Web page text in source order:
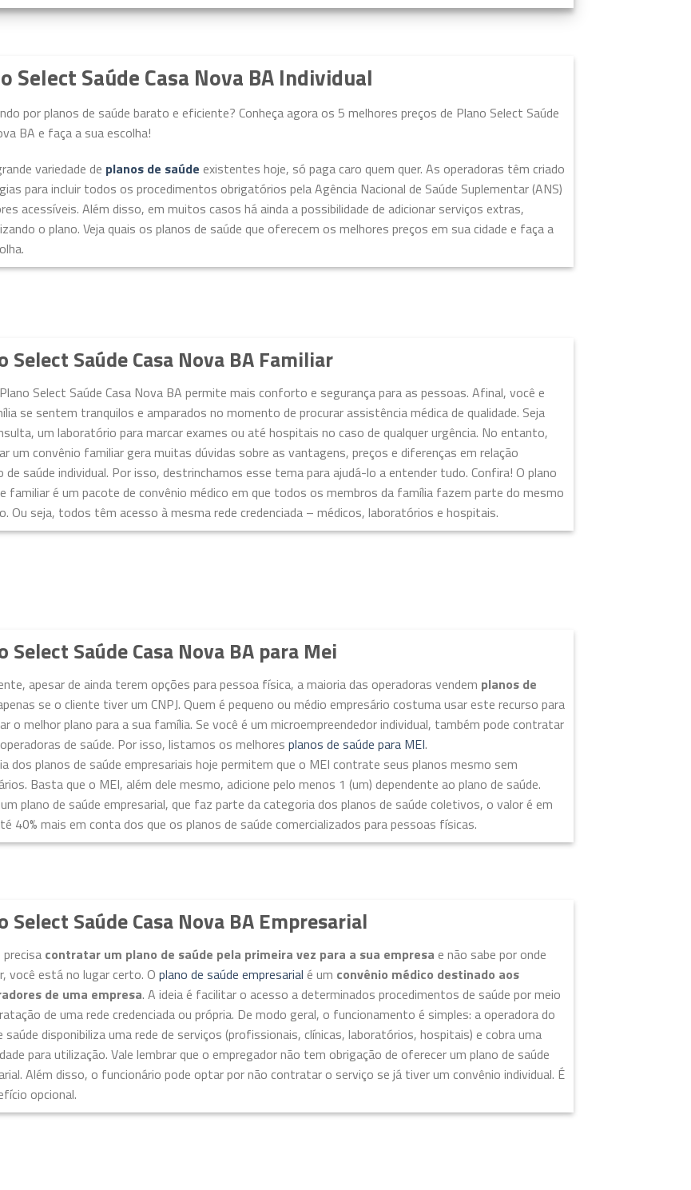
Select Saúde Casa Nova BA Individual
por planos de saúde barato e eficiente? Conheça agora os 5 melhores preços de Plano Select Saúde
BA e faça a sua escolha!
variedade de planos de saúde existentes hoje, só paga caro quem quer. As operadoras têm criado
para incluir todos os procedimentos obrigatórios pela Agência Nacional de Saúde Suplementar (ANS)
acessíveis. Além disso, em muitos casos há ainda a possibilidade de adicionar serviços extras,
o plano. Veja quais os planos de saúde que oferecem os melhores preços em sua cidade e faça a
Select Saúde Casa Nova BA Familiar
Select Saúde Casa Nova BA permite mais conforto e segurança para as pessoas. Afinal, você e
se sentem tranquilos e amparados no momento de procurar assistência médica de qualidade. Seja
um laboratório para marcar exames ou até hospitais no caso de qualquer urgência. No entanto,
um convênio familiar gera muitas dúvidas sobre as vantagens, preços e diferenças em relação
de saúde individual. Por isso, destrinchamos esse tema para ajudá-lo a entender tudo. Confira! O plano
familiar é um pacote de convênio médico em que todos os membros da família fazem parte do mesmo
Ou seja, todos têm acesso à mesma rede credenciada – médicos, laboratórios e hospitais.
Select Saúde Casa Nova BA para Mei
apesar de ainda terem opções para pessoa física, a maioria das operadoras vendem planos de
se o cliente tiver um CNPJ. Quem é pequeno ou médio empresário costuma usar este recurso para
o melhor plano para a sua família. Se você é um microempreendedor individual, também pode contratar
de saúde. Por isso, listamos os melhores planos de saúde para MEI.
dos planos de saúde empresariais hoje permitem que o MEI contrate seus planos mesmo sem
Basta que o MEI, além dele mesmo, adicione pelo menos 1 (um) dependente ao plano de saúde.
plano de saúde empresarial, que faz parte da categoria dos planos de saúde coletivos, o valor é em
40% mais em conta dos que os planos de saúde comercializados para pessoas físicas.
Select Saúde Casa Nova BA Empresarial
precisa contratar um plano de saúde pela primeira vez para a sua empresa e não sabe por onde
você está no lugar certo. O plano de saúde empresarial é um convênio médico destinado aos
de uma empresa. A ideia é facilitar o acesso a determinados procedimentos de saúde por meio
de uma rede credenciada ou própria. De modo geral, o funcionamento é simples: a operadora do
saúde disponibiliza uma rede de serviços (profissionais, clínicas, laboratórios, hospitais) e cobra uma
para utilização. Vale lembrar que o empregador não tem obrigação de oferecer um plano de saúde
Além disso, o funcionário pode optar por não contratar o serviço se já tiver um convênio individual. É
opcional.